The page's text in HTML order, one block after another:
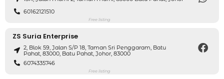
60162121510
Free listing
ZS Suria Enterprise
2, Blok 59, Jalan S/P 18, Taman Sri Penggaram, Batu
Pahat, 83000, Batu Pahat, Johor, 83000
6074335746
Free listing